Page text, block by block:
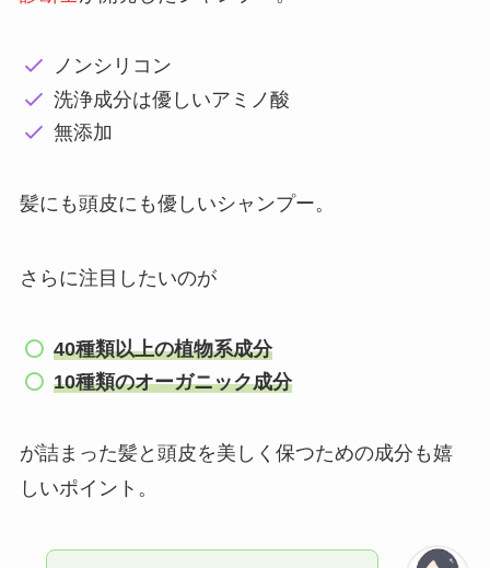
ノンシリコン
洗浄成分は優しいアミノ酸
無添加
髪にも頭皮にも優しいシャンプー。
さらに注目したいのが
40種類以上の植物系成分
10種類のオーガニック成分
が詰まった髪と頭皮を美しく保つための成分も嬉
しいポイント。